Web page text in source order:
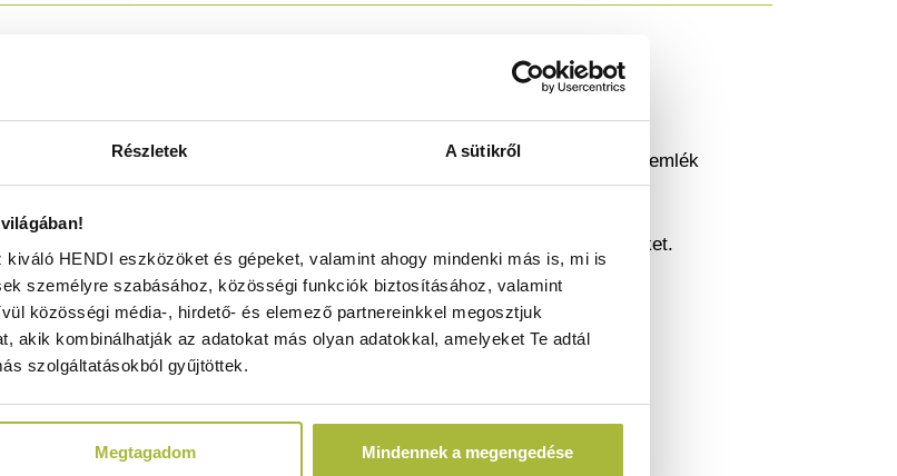
Részletek A sütikről
HENDI eszközöket és gépeket, valamint ahogy mindenki más is, mi is
személyre szabásához, közösségi funkciók biztosításához, valamint
közösségi média-, hirdető- és elemező partnereinkkel megosztjuk
akik kombinálhatják az adatokat más olyan adatokkal, amelyeket Te adtál
szolgáltatásokból gyűjtöttek.
Megtagadom Mindennek a megengedése
egyenletes pirítására és grillezésére tervezve.
teszi lehetővé.
felfűtési idő.
(tárcsás skála 50°C-os lépésekben) optimális feltételeket biztosít a zsemlék
pirítást és vizuálisan vonzó eredményt biztosítanak.
zsemlék pirítását anélkül, hogy a folyamat során el kellene forgatni őket.
és ízét.
minimális karbantartás mellett is higiénikus.
és melegszik.
hogy az egység elmozduljon használat közben.
elmozdulást.